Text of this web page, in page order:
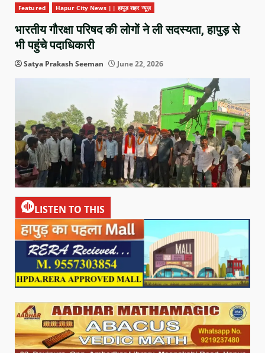
Featured Hapur City News || हापुड़ शहर न्यूज़
भारतीय गौरक्षा परिषद की लोगों ने ली सदस्यता, हापुड़ से
भी पहुंचे पदाधिकारी
Satya Prakash Seeman June 22, 2026
LISTEN TO THIS